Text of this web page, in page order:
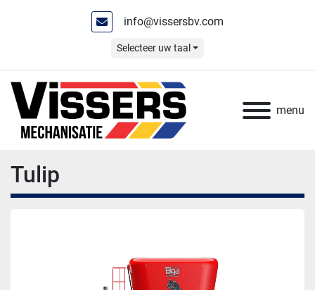
info@vissersbv.com
Selecteer uw taal
menu
Tulip